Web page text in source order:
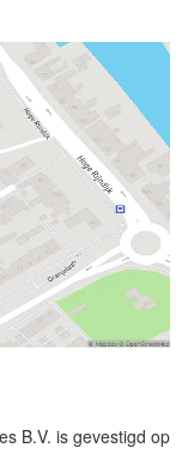
B.V. is gevestigd op